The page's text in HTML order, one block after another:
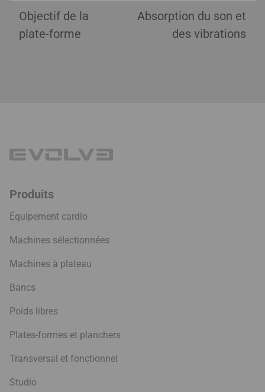
Objectif de la
plate-forme
Absorption du son et
des vibrations
Produits
Équipement cardio
Machines sélectionnées
Machines à plateau
Bancs
Poids libres
Plates-formes et planchers
Transversal et fonctionnel
Studio